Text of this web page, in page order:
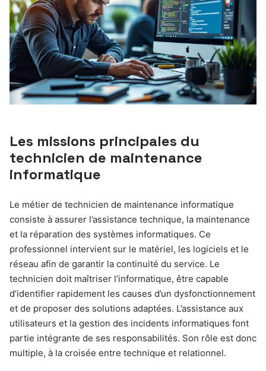
Les missions principales du
technicien de maintenance
informatique
Le métier de technicien de maintenance informatique
consiste à assurer l’assistance technique, la maintenance
et la réparation des systèmes informatiques. Ce
professionnel intervient sur le matériel, les logiciels et le
réseau afin de garantir la continuité du service. Le
technicien doit maîtriser l’informatique, être capable
d’identifier rapidement les causes d’un dysfonctionnement
et de proposer des solutions adaptées. L’assistance aux
utilisateurs et la gestion des incidents informatiques font
partie intégrante de ses responsabilités. Son rôle est donc
multiple, à la croisée entre technique et relationnel.